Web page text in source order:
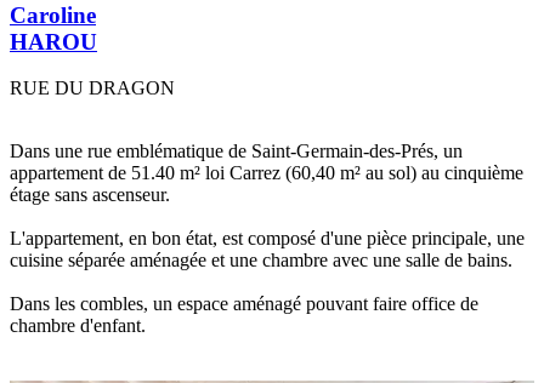
Caroline
HAROU
RUE DU DRAGON
Dans une rue emblématique de Saint-Germain-des-Prés, un
appartement de 51.40 m² loi Carrez (60,40 m² au sol) au cinquième
étage sans ascenseur.
L'appartement, en bon état, est composé d'une pièce principale, une
cuisine séparée aménagée et une chambre avec une salle de bains.
Dans les combles, un espace aménagé pouvant faire office de
chambre d'enfant.